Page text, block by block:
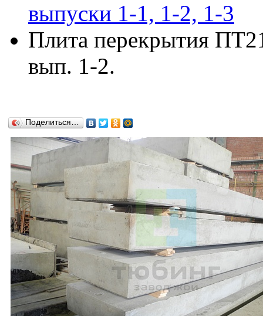
выпуски 1-1, 1-2, 1-3
Плита перекрытия
вып. 1-2.
Поделиться…